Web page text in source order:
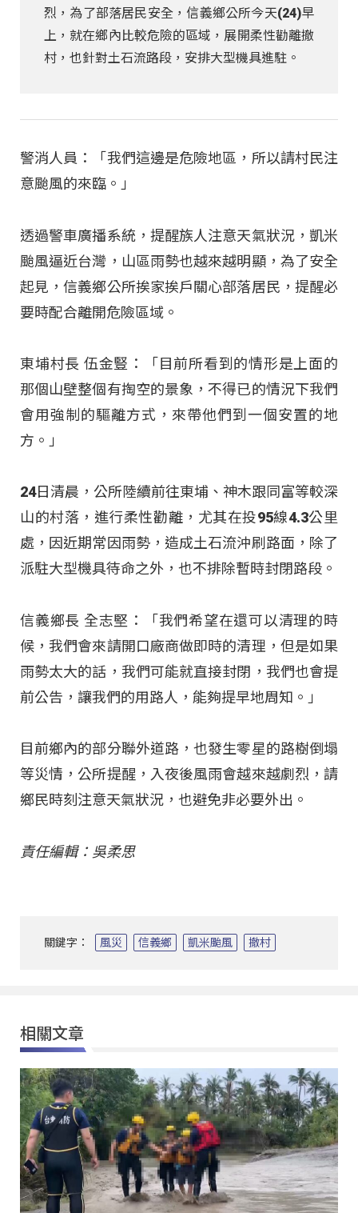
烈，為了部落居民安全，信義鄉公所今天(24)早
上，就在鄉內比較危險的區域，展開柔性勸離撤
村，也針對土石流路段，安排大型機具進駐。
警消人員：「我們這邊是危險地區，所以請村民注
意颱風的來臨。」
透過警車廣播系統，提醒族人注意天氣狀況，凱米
颱風逼近台灣，山區雨勢也越來越明顯，為了安全
起見，信義鄉公所挨家挨戶關心部落居民，提醒必
要時配合離開危險區域。
東埔村長 伍金豎：「目前所看到的情形是上面的
那個山壁整個有掏空的景象，不得已的情況下我們
會用強制的驅離方式，來帶他們到一個安置的地
方。」
24日清晨，公所陸續前往東埔、神木跟同富等較深
山的村落，進行柔性勸離，尤其在投95線4.3公里
處，因近期常因雨勢，造成土石流沖刷路面，除了
派駐大型機具待命之外，也不排除暫時封閉路段。
信義鄉長 全志堅：「我們希望在還可以清理的時
候，我們會來請開口廠商做即時的清理，但是如果
雨勢太大的話，我們可能就直接封閉，我們也會提
前公告，讓我們的用路人，能夠提早地周知。」
目前鄉內的部分聯外道路，也發生零星的路樹倒塌
等災情，公所提醒，入夜後風雨會越來越劇烈，請
鄉民時刻注意天氣狀況，也避免非必要外出。
責任編輯：吳柔思
關鍵字： 風災 信義鄉 凱米颱風 撤村
相關文章